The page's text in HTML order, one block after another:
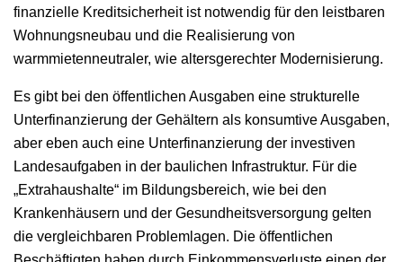
finanzielle Kreditsicherheit ist notwendig für den leistbaren
Wohnungsneubau und die Realisierung von
warmmietenneutraler, wie altersgerechter Modernisierung.
Es gibt bei den öffentlichen Ausgaben eine strukturelle
Unterfinanzierung der Gehältern als konsumtive Ausgaben,
aber eben auch eine Unterfinanzierung der investiven
Landesaufgaben in der baulichen Infrastruktur. Für die
„Extrahaushalte“ im Bildungsbereich, wie bei den
Krankenhäusern und der Gesundheitsversorgung gelten
die vergleichbaren Problemlagen. Die öffentlichen